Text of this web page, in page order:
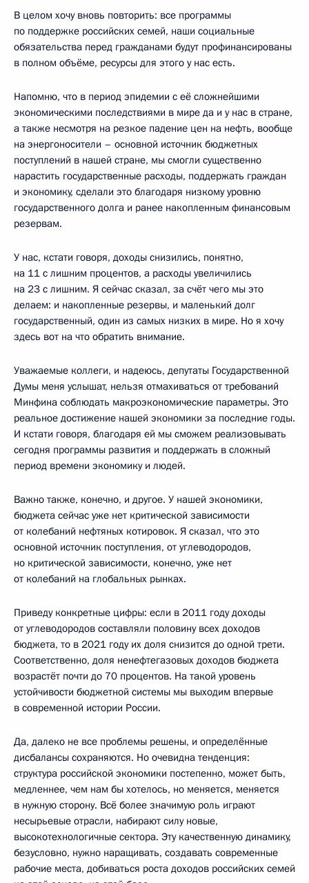
В целом хочу вновь повторить: все программы
по поддержке российских семей, наши социальные
обязательства перед гражданами будут профинансированы
в полном объёме, ресурсы для этого у нас есть.
Напомню, что в период эпидемии с её сложнейшими
экономическими последствиями в мире да и у нас в стране,
а также несмотря на резкое падение цен на нефть, вообще
на энергоносители – основной источник бюджетных
поступлений в нашей стране, мы смогли существенно
нарастить государственные расходы, поддержать граждан
и экономику, сделали это благодаря низкому уровню
государственного долга и ранее накопленным финансовым
резервам.
У нас, кстати говоря, доходы снизились, понятно,
на 11 с лишним процентов, а расходы увеличились
на 23 с лишним. Я сейчас сказал, за счёт чего мы это
делаем: и накопленные резервы, и маленький долг
государственный, один из самых низких в мире. Но я хочу
здесь вот на что обратить внимание.
Уважаемые коллеги, и надеюсь, депутаты Государственной
Думы меня услышат, нельзя отмахиваться от требований
Минфина соблюдать макроэкономические параметры. Это
реальное достижение нашей экономики за последние годы.
И кстати говоря, благодаря ей мы сможем реализовывать
сегодня программы развития и поддержать в сложный
период времени экономику и людей.
Важно также, конечно, и другое. У нашей экономики,
бюджета сейчас уже нет критической зависимости
от колебаний нефтяных котировок. Я сказал, что это
основной источник поступления, от углеводородов,
но критической зависимости, конечно, уже нет
от колебаний на глобальных рынках.
Приведу конкретные цифры: если в 2011 году доходы
от углеводородов составляли половину всех доходов
бюджета, то в 2021 году их доля снизится до одной трети.
Соответственно, доля ненефтегазовых доходов бюджета
возрастёт почти до 70 процентов. На такой уровень
устойчивости бюджетной системы мы выходим впервые
в современной истории России.
Да, далеко не все проблемы решены, и определённые
дисбалансы сохраняются. Но очевидна тенденция:
структура российской экономики постепенно, может быть,
медленнее, чем нам бы хотелось, но меняется, меняется
в нужную сторону. Всё более значимую роль играют
несырьевые отрасли, набирают силу новые,
высокотехнологичные сектора. Эту качественную динамику,
безусловно, нужно наращивать, создавать современные
рабочие места, добиваться роста доходов российских семей